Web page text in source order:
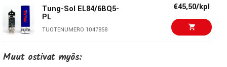
time you retube with EHX, you’ll be getting great sounding
tubes at a very reasonable price.
Tung-Sol EL84/6BQ5-
PL
TUOTENUMERO 1047858
€45,50/kpl
Electro Harmonix
6L6GC-EH
Muut ostivat myös: